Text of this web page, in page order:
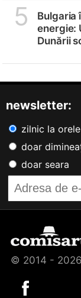
5
Bulgaria
energie:
Dunării
newsletter:
zilnic la
doar
doar seara
© 2014 - 2026